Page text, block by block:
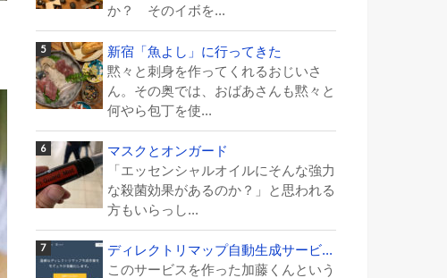
か？ そのイボを...
新宿「魚よし」に行ってきた
黙々と刺身を作ってくれるおじいさ
ん。その奥では、おばあさんも黙々と
何やら包丁を使...
マスクとオンガード
「エッセンシャルオイルにそんな強力
な殺菌効果があるのか？」と思われる
方もいらっし...
ディレクトリマップ自動生成サービ...
このサービスを作った加藤くんという